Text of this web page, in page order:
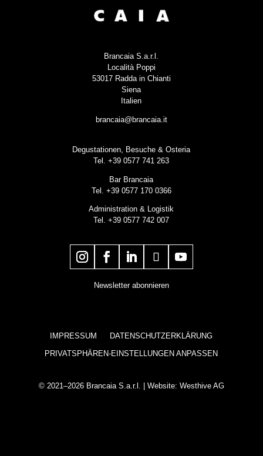
Brancaia S.a.r.l.
Località Poppi
53017 Radda in Chianti
Siena
Italien
brancaia@brancaia.it
Degustationen, Besuche & Osteria
Tel. +39 0577 741 263
Bar Brancaia
Tel. +39 0577 170 0366
Administration & Logistik
Tel. +39 0577 742 007
Newsletter abonnieren
IMPRESSUM
DATENSCHUTZERKLÄRUNG
PRIVATSPHÄREN-EINSTELLUNGEN ANPASSEN
© 2021–2026 Brancaia S.a.r.l. | Website: Westhive AG